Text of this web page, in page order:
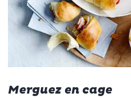
Merguez en cage